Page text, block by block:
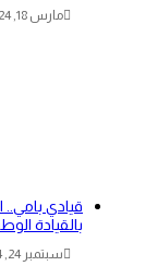
مارس 18, 2024
قيادي بامي..
بالقيادة
سبتمبر 24, 2024